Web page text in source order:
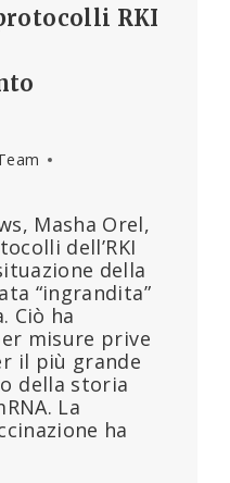
RKI
Masha Orel,
dell’RKI
della
“ingrandita”
Ciò ha
misure prive
il più grande
della storia
La
ha